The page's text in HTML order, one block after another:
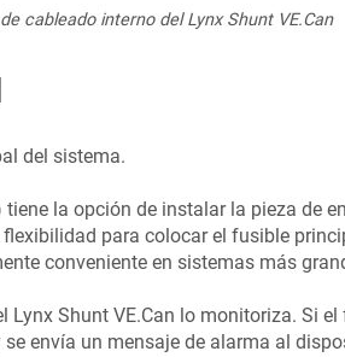
cableado interno del Lynx Shunt VE.Can
del sistema.
tiene la opción de instalar la pieza de
para colocar el fusible
conveniente en sistemas más
Shunt VE.Can lo monitoriza. Si el
envía un mensaje de alarma al